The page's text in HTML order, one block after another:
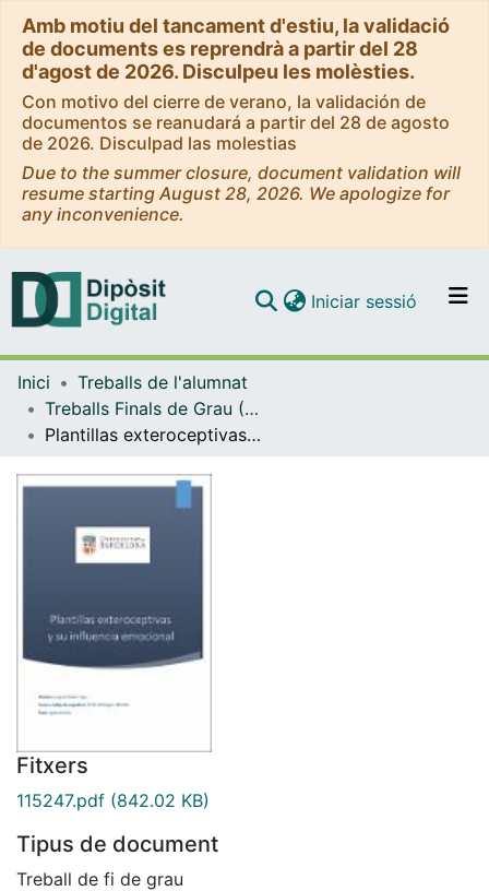
Amb motiu del tancament d'estiu, la validació
de documents es reprendrà a partir del 28
d'agost de 2026. Disculpeu les molèsties.
Con motivo del cierre de verano, la validación de
documentos se reanudará a partir del 28 de agosto
de 2026. Disculpad las molestias
Due to the summer closure, document validation will
resume starting August 28, 2026. We apologize for
any inconvenience.
Navega per tot el DD
Iniciar sessió (current)
Inici
Treballs de l'alumnat
Treballs Finals de Grau (TFG) - Podologia
Plantillas exteroceptivas y su influencia emocional
Fitxers
115247.pdf (842.02 KB)
Tipus de document
Treball de fi de grau